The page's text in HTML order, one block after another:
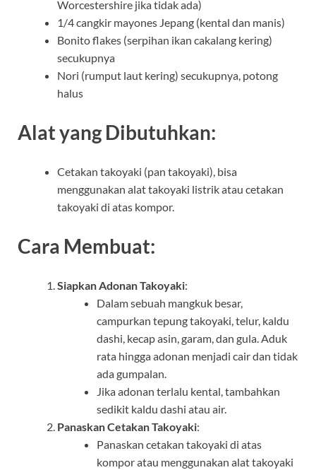
Worcestershire jika tidak ada)
1/4 cangkir mayones Jepang (kental dan manis)
Bonito flakes (serpihan ikan cakalang kering)
secukupnya
Nori (rumput laut kering) secukupnya, potong
halus
Alat yang Dibutuhkan:
Cetakan takoyaki (pan takoyaki), bisa
menggunakan alat takoyaki listrik atau cetakan
takoyaki di atas kompor.
Cara Membuat:
Siapkan Adonan Takoyaki:
Dalam sebuah mangkuk besar,
campurkan tepung takoyaki, telur, kaldu
dashi, kecap asin, garam, dan gula. Aduk
rata hingga adonan menjadi cair dan tidak
ada gumpalan.
Jika adonan terlalu kental, tambahkan
sedikit kaldu dashi atau air.
Panaskan Cetakan Takoyaki:
Panaskan cetakan takoyaki di atas
kompor atau menggunakan alat takoyaki